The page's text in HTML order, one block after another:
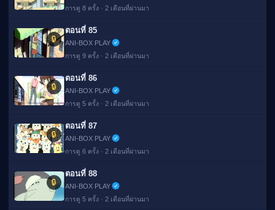
การดู 8 ครั้ง · 2 เดือนที่ผ่านมา
🔒
ตอนที่ 85
ANI-BOX PLAY
การดู 9 ครั้ง · 2 เดือนที่ผ่านมา
🔒
ตอนที่ 86
ANI-BOX PLAY
การดู 5 ครั้ง · 2 เดือนที่ผ่านมา
🔒
ตอนที่ 87
ANI-BOX PLAY
การดู 6 ครั้ง · 2 เดือนที่ผ่านมา
🔒
ตอนที่ 88
ANI-BOX PLAY
การดู 5 ครั้ง · 2 เดือนที่ผ่านมา